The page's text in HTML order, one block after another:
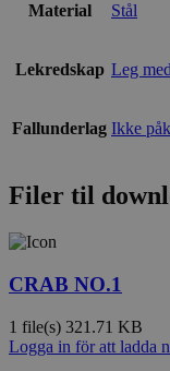
Material Stål
Lekredskap Leg
Fallunderlag Ikke
Filer til
CRAB NO.1
1 file(s) 321.71 KB
Logga in för att ladda